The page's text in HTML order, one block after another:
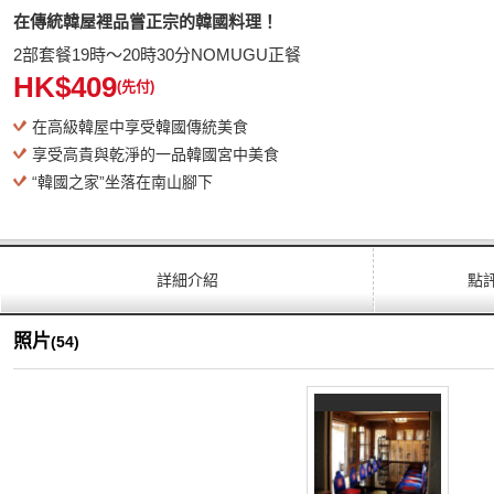
在傳統韓屋裡品嘗正宗的韓國料理！
2部套餐19時～20時30分NOMUGU正餐
HK$409(先付)
在高級韓屋中享受韓國傳統美食
享受高貴與乾淨的一品韓國宮中美食
“韓國之家”坐落在南山腳下
詳細介紹 點
照片(54)